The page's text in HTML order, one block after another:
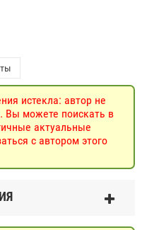
истекла: автор не
Вы можете поискать в
актуальные
с автором этого